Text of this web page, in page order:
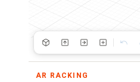
AR RACKING